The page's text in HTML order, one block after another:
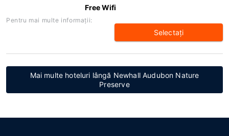
Free Wifi
Pentru mai multe informaţii:
Selectaţi
Mai multe hoteluri lângă Newhall Audubon Nature
Preserve